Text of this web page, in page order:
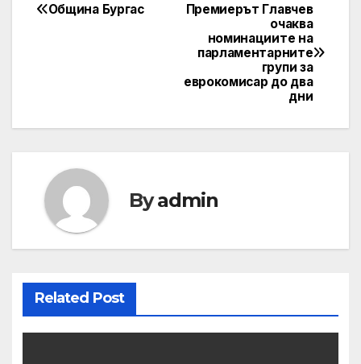
Post
Премиерът Главчев
очаква
номинациите на
парламентарните
групи за
еврокомисар до два
дни
Община Бургас
Byadmin
Related Post